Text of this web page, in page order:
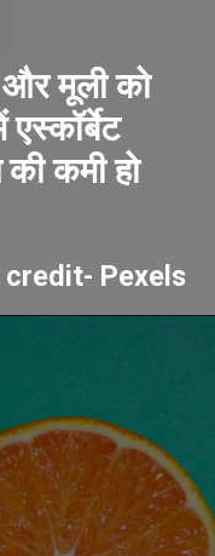
मूली को
कमी हो
credit- Pexels